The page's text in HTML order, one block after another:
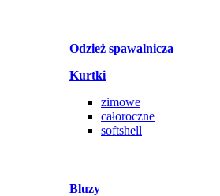
Odzież spawalnicza
Kurtki
zimowe
całoroczne
softshell
Bluzy